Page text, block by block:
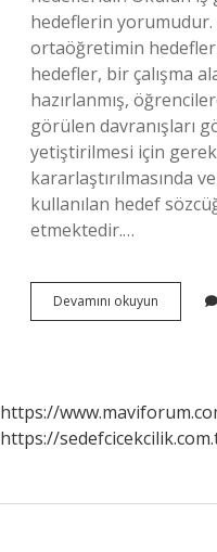
hedeflerin
ortaöğretimin
hedefler, bir çalışma
hazırlanmış,
görülen davranışları
yetiştirilmesi için
kararlaştırılmasında
kullanılan hedef
etmektedir.…
Devamını okuyun Bireysel
Hedef
https://
https://